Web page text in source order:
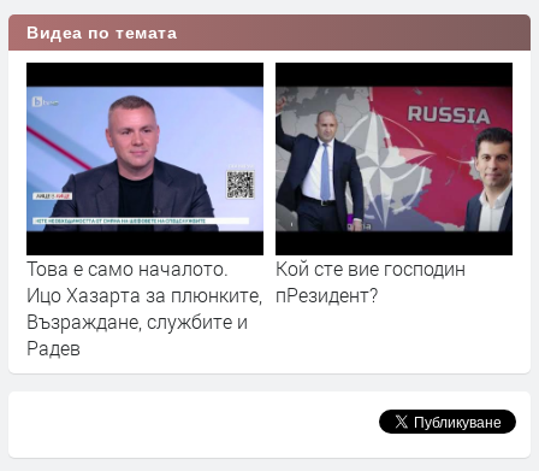
Видеа по темата
Това е само началото.
Ицо Хазарта за плюнките,
Възраждане, службите и
Радев
Кой сте вие господин
пРезидент?